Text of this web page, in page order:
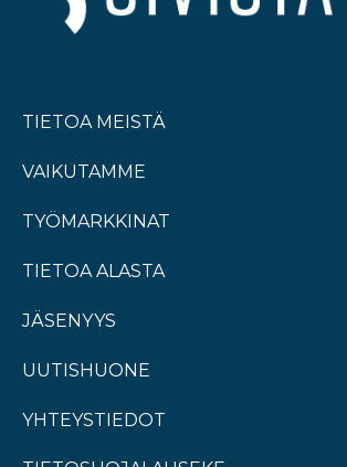
TIETOA MEISTÄ
VAIKUTAMME
TYÖMARKKINAT
TIETOA ALASTA
JÄSENYYS
UUTISHUONE
YHTEYSTIEDOT